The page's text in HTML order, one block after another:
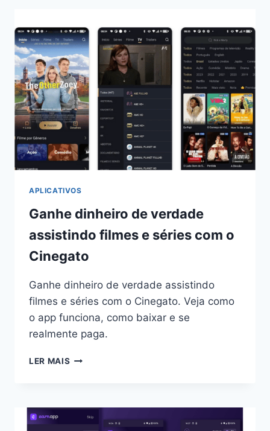
CONHEÇA
O
COLOR
SORT
APLICATIVOS
Ganhe dinheiro de verdade
assistindo filmes e séries com o
Cinegato
Ganhe dinheiro de verdade assistindo
filmes e séries com o Cinegato. Veja como
o app funciona, como baixar e se
realmente paga.
LER MAIS GANHE
ASSISTINDO
FILMES